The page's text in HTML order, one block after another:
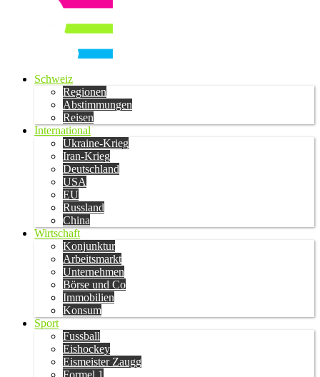
Schweiz
Regionen
Abstimmungen
Reisen
International
Ukraine-Krieg
Iran-Krieg
Deutschland
USA
EU
Russland
China
Wirtschaft
Konjunktur
Arbeitsmarkt
Unternehmen
Börse und Co
Immobilien
Konsum
Sport
Fussball
Eishockey
Eismeister Zaugg
Formel 1